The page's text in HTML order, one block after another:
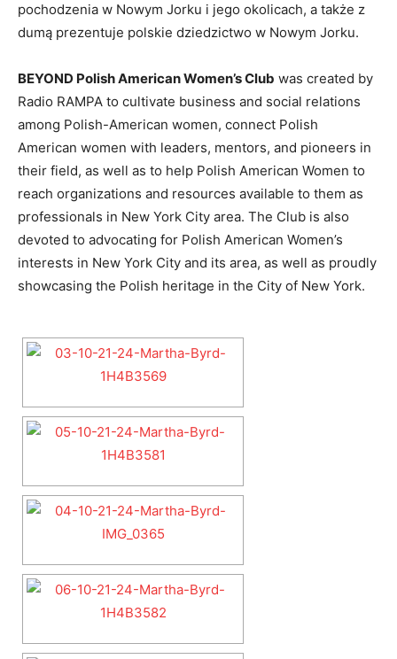
Twitter Facebook
pochodzenia w Nowym Jorku i jego okolicach, a także z
dumą prezentuje polskie dziedzictwo w Nowym Jorku.
BEYOND Polish American Women’s Club was created by
Radio RAMPA to cultivate business and social relations
among Polish-American women, connect Polish
American women with leaders, mentors, and pioneers in
their field, as well as to help Polish American Women to
reach organizations and resources available to them as
professionals in New York City area. The Club is also
devoted to advocating for Polish American Women’s
interests in New York City and its area, as well as proudly
showcasing the Polish heritage in the City of New York.